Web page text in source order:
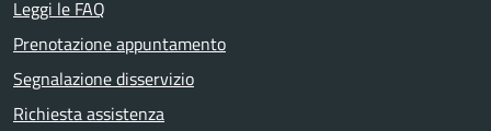
Leggi le FAQ
Prenotazione appuntamento
Segnalazione disservizio
Richiesta assistenza